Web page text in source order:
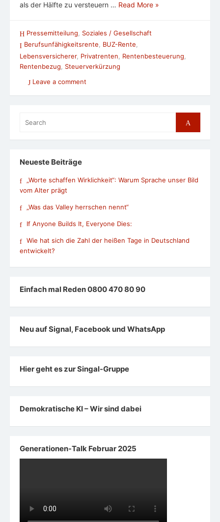
als der Hälfte zu versteuern … Read More »
Pressemitteilung
Soziales / Gesellschaft
Berufsunfähigkeitsrente, BUZ-Rente,
Lebensversicherer, Privatrenten Rentenbesteuerung
Rentenbezug
Steuerverkürzung
Leave a comment
for:
Search
Neueste Beiträge
„Worte schaffen Wirklichkeit“: Warum Sprache unser Bild
vom Alter prägt
„Was das Valley herrschen nennt“
If Anyone Builds It, Everyone Dies:
Wie hat sich die Zahl der heißen Tage in Deutschland
entwickelt?
Einfach mal Reden 0800 470 80 90
Neu auf Signal, Facebook und WhatsApp
Hier geht es zur Singal-Gruppe
Demokratische KI – Wir sind dabei
Generationen-Talk Februar 2025